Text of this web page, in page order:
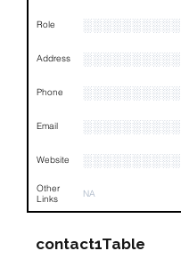
Role
Address
Phone
Email
Website
Other
Links
NA
contact1Table